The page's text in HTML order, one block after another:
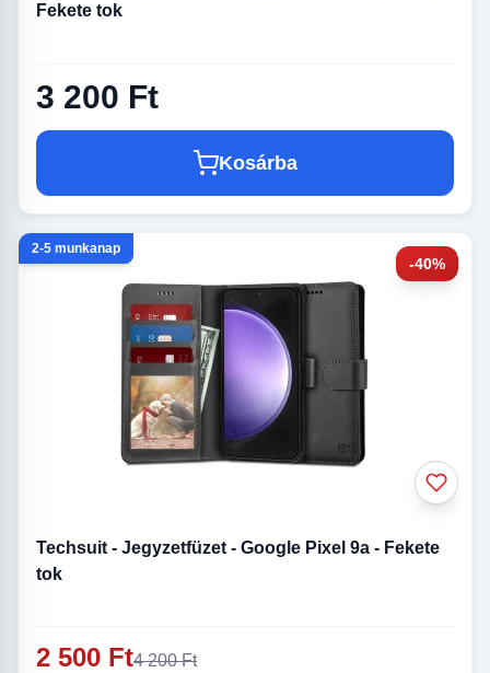
Fekete tok
3 200 Ft
Kosárba
-40%
2-5 munkanap
Techsuit - Jegyzetfüzet - Google Pixel 9a - Fekete
tok
2 500 Ft4 200 Ft